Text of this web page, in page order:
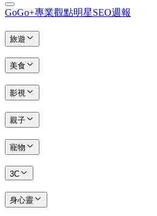
GoGo+專業觀點明星SEO週報
旅遊
美食
影視
親子
寵物
3C
身心靈